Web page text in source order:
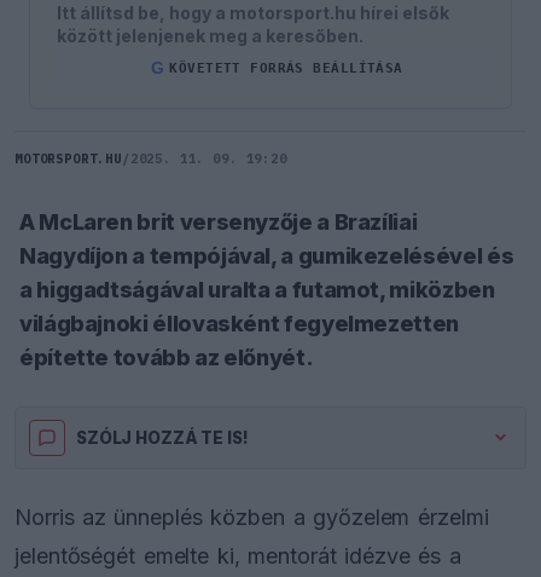
Itt állítsd be, hogy a motorsport.hu hírei elsők
között jelenjenek meg a keresőben.
G KÖVETETT FORRÁS BEÁLLÍTÁSA
MOTORSPORT.HU / 2025. 11. 09. 19:20
A McLaren brit versenyzője a Brazíliai
Nagydíjon a tempójával, a gumikezelésével és
a higgadtságával uralta a futamot, miközben
világbajnoki éllovasként fegyelmezetten
építette tovább az előnyét.
SZÓLJ HOZZÁ TE IS!
Norris az ünneplés közben a győzelem érzelmi
jelentőségét emelte ki, mentorát idézve és a